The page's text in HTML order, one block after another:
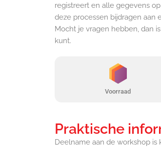
registreert en alle gegevens
deze processen bijdragen aan
Mocht je vragen hebben, dan
kunt.
Voorraad
Praktische
Deelname aan de workshop